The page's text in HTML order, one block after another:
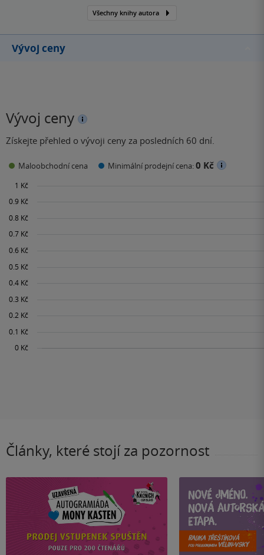
Všechny knihy autora
Vývoj ceny
Vývoj ceny
Získejte přehled o vývoji ceny za posledních 60 dní.
Maloobchodní cena Minimální prodejní cena:0 Kč
Články, které stojí za pozornost